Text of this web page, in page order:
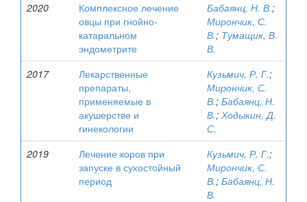
2020
Комплексное лечение
овцы при гнойно-
катаральном
эндометрите
Бабаянц, Н. В.;
Мирончик, С.
В.; Тумащик, В.
В.
2017
Лекарственные
препараты,
применяемые в
акушерстве и
гинекологии
Кузьмич, Р. Г.;
Мирончик, С.
В.; Бабаянц, Н.
В.; Ходыкин, Д.
С.
2019
Лечение коров при
запуске в сухостойный
период
Кузьмич, Р. Г.;
Мирончик, С.
В.; Бабаянц, Н.
В.